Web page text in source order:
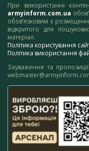
При використанні
armyinform.com.ua
обов’язковим є
відкритого для
матеріал.
Політика користування
Політика використання
Зауваження та